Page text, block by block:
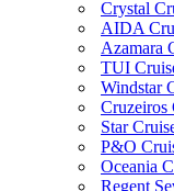
Crystal
AIDA
Azamara
TUI
Windstar
Cruzeiros
Star
P&O
Oceania
Regent